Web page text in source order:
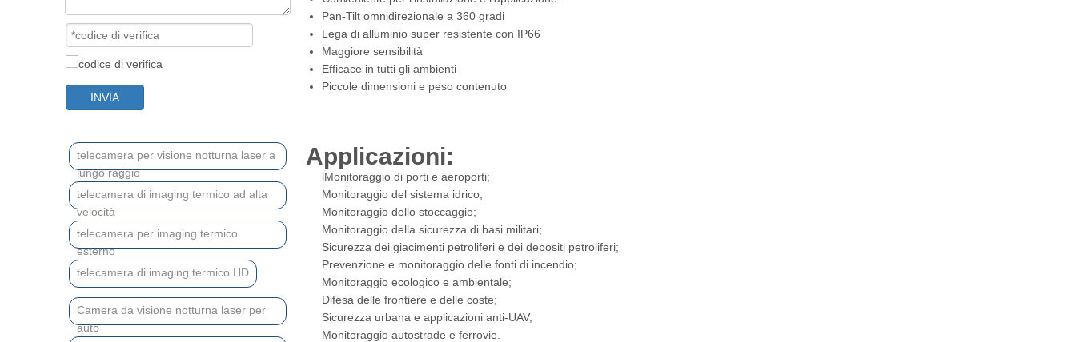
INVIA
telecamera per visione notturna laser a
lungo raggio
telecamera di imaging termico ad alta
velocità
telecamera per imaging termico
esterno
telecamera di imaging termico HD
Camera da visione notturna laser per
auto
Pan-Tilt omnidirezionale a 360 gradi
Lega di alluminio super resistente con IP66
Maggiore sensibilità
Efficace in tutti gli ambienti
Piccole dimensioni e peso contenuto
Applicazioni:
lMonitoraggio di porti e aeroporti;
Monitoraggio del sistema idrico;
Monitoraggio dello stoccaggio;
Monitoraggio della sicurezza di basi militari;
Sicurezza dei giacimenti petroliferi e dei depositi petroliferi;
Prevenzione e monitoraggio delle fonti di incendio;
Monitoraggio ecologico e ambientale;
Difesa delle frontiere e delle coste;
Sicurezza urbana e applicazioni anti-UAV;
Monitoraggio autostrade e ferrovie.